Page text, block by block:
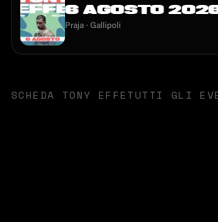
6 AGOSTO
Praja · Gallipoli
SCHEDA TONY EFFETUTTI GLI